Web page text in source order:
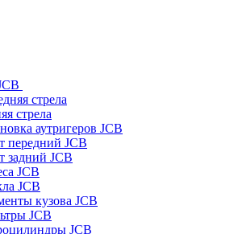
стрела
стрела
аутригеров JCB
передний JCB
задний JCB
JCB
JCB
кузова JCB
JCB
JCB